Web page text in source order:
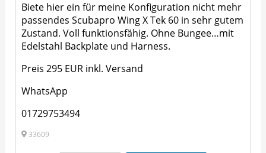
Biete hier ein für meine Konfiguration nicht mehr
passendes Scubapro Wing X Tek 60 in sehr gutem
Zustand. Voll funktionsfähig. Ohne Bungee…mit
Edelstahl Backplate und Harness.
Preis 295 EUR inkl. Versand
WhatsApp
01729753494
33609